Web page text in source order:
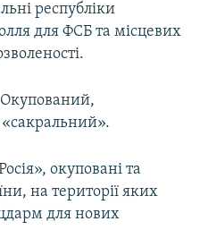
республіки
для ФСБ та місцевих
окуповані та
на території яких
для нових